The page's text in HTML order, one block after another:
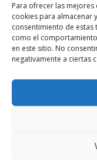
Para ofrecer las
cookies para almacenar
consentimiento de
como el
en este sitio. No
negativamente a ciertas
FACEBOOK FEED